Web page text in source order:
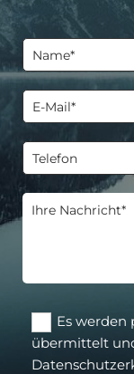
Es werden
übermittelt